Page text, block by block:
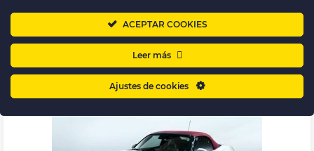
Renting Mazda MX-5 RF
ACEPTAR COOKIES
Leer más
Ajustes de cookies